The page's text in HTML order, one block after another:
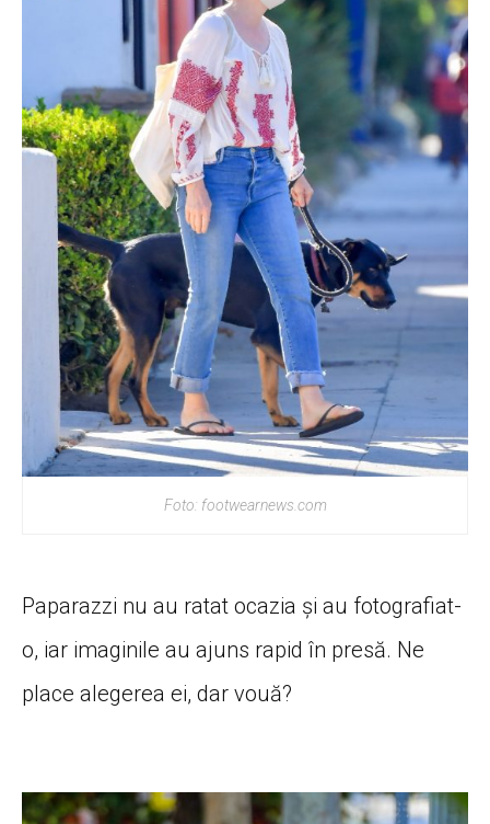
Foto: footwearnews.com
Paparazzi nu au ratat ocazia și au fotografiat-
o, iar imaginile au ajuns rapid în presă. Ne
place alegerea ei, dar vouă?